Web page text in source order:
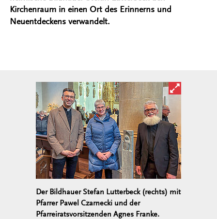
Kirchenraum in einen Ort des Erinnerns und
Neuentdeckens verwandelt.
Bild in
Der Bildhauer Stefan Lutterbeck (rechts) mit
Pfarrer Pawel Czarnecki und der
Pfarreiratsvorsitzenden Agnes Franke.